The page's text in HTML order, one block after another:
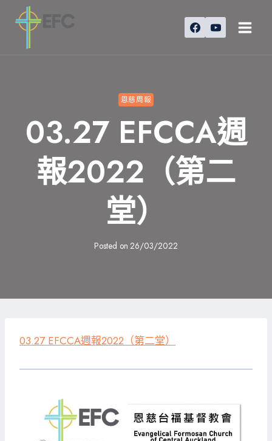
恩慈周報
03.27 EFCCA週
報2022（第二
堂）
Posted on 26/03/2022
03.27 EFCCA週報2022（第二堂）